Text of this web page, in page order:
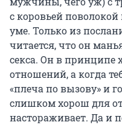
с коровьей поволокой
уме. Только из
читается, что он
секса. Он в принципе
отношений, а когда
«плеча по вызову» и
слишком хорош для
настораживает. Да и